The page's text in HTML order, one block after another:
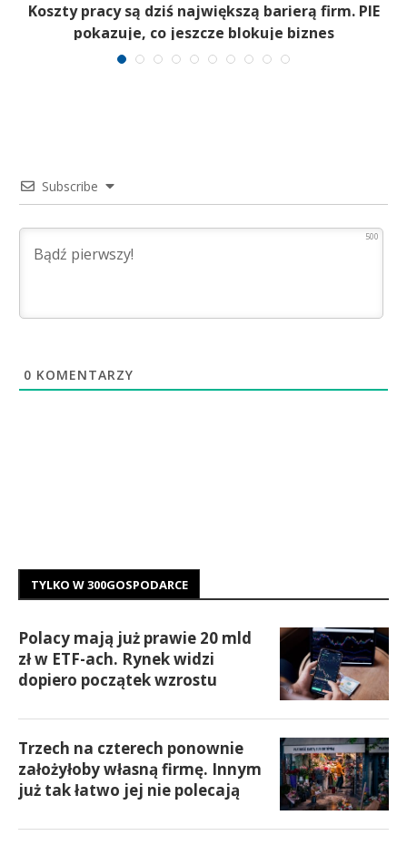
Koszty pracy są dziś największą barierą firm. PIE
pokazuje, co jeszcze blokuje biznes
Subscribe
500
0 KOMENTARZY
TYLKO W 300GOSPODARCE
Polacy mają już prawie 20 mld
zł w ETF-ach. Rynek widzi
dopiero początek wzrostu
Trzech na czterech ponownie
założyłoby własną firmę. Innym
już tak łatwo jej nie polecają